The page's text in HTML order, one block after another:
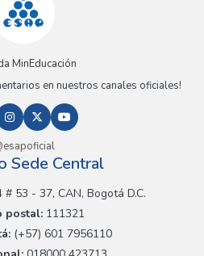
MinEducación
en nuestros canales oficiales!
Sede Central
53 - 37, CAN, Bogotá D.C.
postal: 111321
(+57) 601 7956110